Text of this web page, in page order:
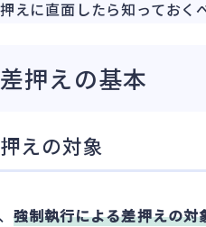
えに直面したら知っておく
押えの基本
えの対象
強制執行による差押えの対